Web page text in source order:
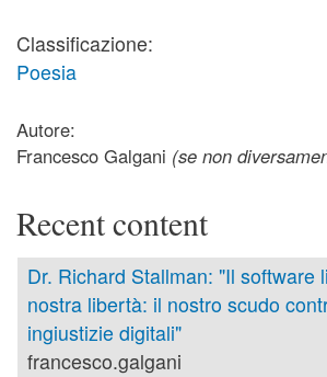
Classificazione:
Poesia
Autore:
Francesco Galgani (se non
Recent content
Dr. Richard Stallman: "Il software
nostra libertà: il nostro scudo
ingiustizie digitali"
francesco.galgani